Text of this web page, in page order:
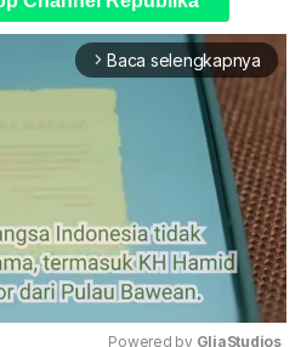
arrow_forward_ios Baca selengkapnya
Powered by GliaStudios